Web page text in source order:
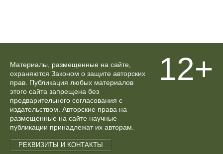
Материалы, размещенные на сайте,
охраняются Законом о защите авторских
прав. Публикация любых материалов
этого сайта запрещена без
предварительного согласования с
издательством. Авторские права на
размещенные на сайте научные
публикации принадлежат их авторам.
РЕКВИЗИТЫ И КОНТАКТЫ
12+